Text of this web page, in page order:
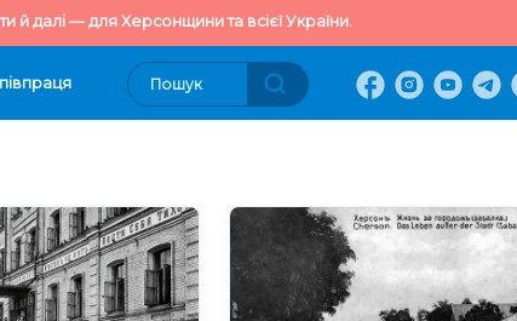
далі — для Херсонщини та всієї України.